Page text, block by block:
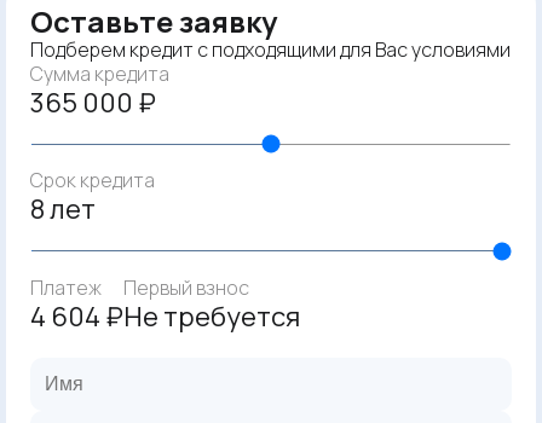
Оставьте заявку
Подберем кредит с подходящими для Вас условиями
Сумма кредита
365 000 ₽
Срок кредита
8 лет
Платеж
4 604 ₽
Первый взнос
Не требуется